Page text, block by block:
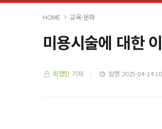
HOME 교육·문화
미용시술에 대한
최정민 기자 발행 2025-04-14